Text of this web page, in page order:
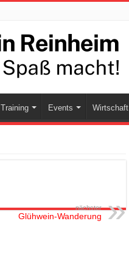
Training Events Wirtschaft
nächster
Glühwein-Wanderung